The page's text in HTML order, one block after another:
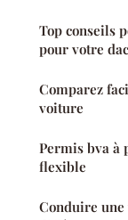
Top conseils
pour votre
Comparez
voiture
Permis bva à
flexible
Conduire une